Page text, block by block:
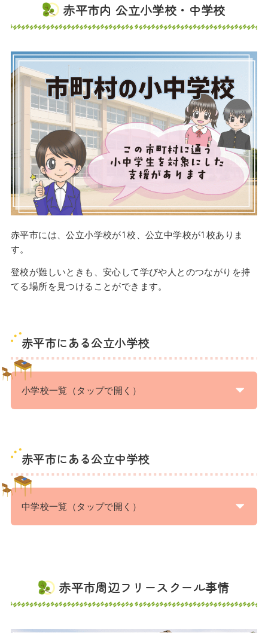
赤平市内 公立小学校・中学校
赤平市には、公立小学校が1校、公立中学校が1校ありま
す。
登校が難しいときも、安心して学びや人とのつながりを持
てる場所を見つけることができます。
赤平市にある公立小学校
小学校一覧（タップで開く）
赤平市にある公立中学校
中学校一覧（タップで開く）
赤平市周辺フリースクール事情